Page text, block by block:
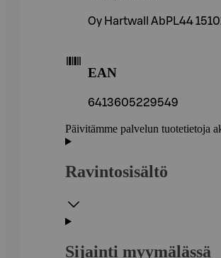
Oy Hartwall AbPL44
EAN
6413605229549
Päivitämme palvelun tuotetietoja
Ravintosisältö
Sijainti myymälässä